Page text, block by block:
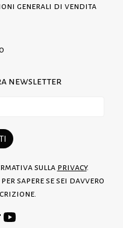
generali di vendita
newsletter
sulla privacy.
sapere se sei davvero